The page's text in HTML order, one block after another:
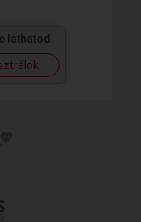
láthatod